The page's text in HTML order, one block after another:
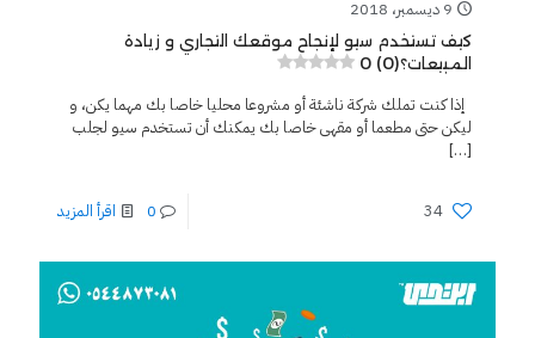
9 ديسمبر، 2018
كيف تستخدم سيو لإنجاح موقعك التجاري و زيادة
المبيعات؟0 (0)
إذا كنت تملك شركة ناشئة أو مشروعا محليا خاصا بك مهما يكن، و
ليكن حتى مطعما أو مقهى خاصا بك يمكنك أن تستخدم سيو لجلب
[…]
34
0 اقرأ المزيد